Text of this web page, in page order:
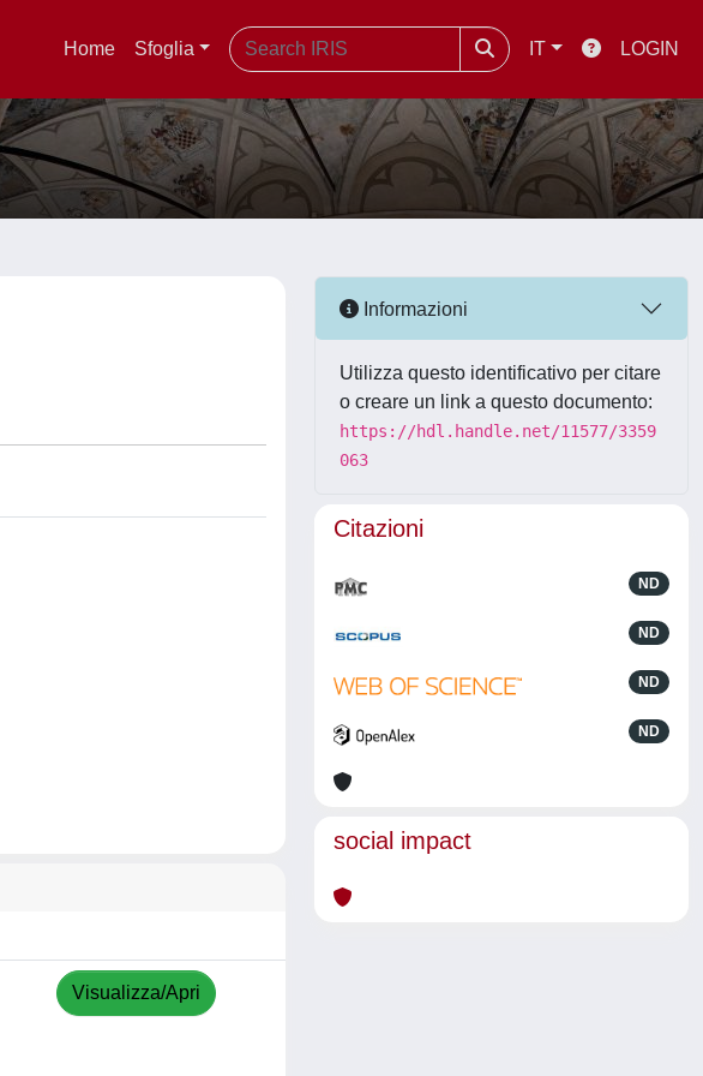
Home Sfoglia IT LOGIN
Visualizza/Apri
Informazioni
Utilizza questo identificativo per citare
o creare un link a questo documento:
https://hdl.handle.net/11577/3359
063
Citazioni
ND
ND
ND
ND
social impact